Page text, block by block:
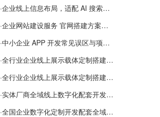
·企业线上信息布局，适配 AI 搜索需要留意这些要点
·企业网站建设服务 官网搭建方案经验分享
·中小企业 APP 开发常见误区与项目规划实用经验
·全行业企业线上展示载体定制搭建服务
·全行业企业线上展示载体定制搭建服务
·实体厂商全域线上数字化配套开发与地域检索优化服务
·全国企业数字化定制开发配套全域搜索优化服务